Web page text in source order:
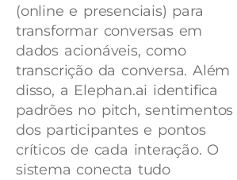
(online e presenciais) para
transformar conversas em
dados acionáveis, como
transcrição da conversa. Além
disso, a Elephan.ai identifica
padrões no pitch, sentimentos
dos participantes e pontos
críticos de cada interação. O
sistema conecta tudo